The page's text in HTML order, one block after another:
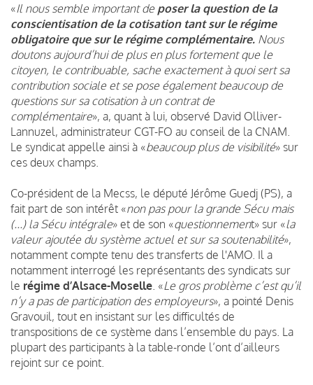
«Il nous semble important de poser la question de la
conscientisation de la cotisation tant sur le régime
obligatoire que sur le régime complémentaire. Nous
doutons aujourd’hui de plus en plus fortement que le
citoyen, le contribuable, sache exactement à quoi sert sa
contribution sociale et se pose également beaucoup de
questions sur sa cotisation à un contrat de
complémentaire», a, quant à lui, observé David Olliver-
Lannuzel, administrateur CGT-FO au conseil de la CNAM.
Le syndicat appelle ainsi à «beaucoup plus de visibilité» sur
ces deux champs.
Co-président de la Mecss, le député Jérôme Guedj (PS), a
fait part de son intérêt «non pas pour la grande Sécu mais
(...) la Sécu intégrale» et de son «questionnement» sur «la
valeur ajoutée du système actuel et sur sa soutenabilité»,
notamment compte tenu des transferts de l'AMO. Il a
notamment interrogé les représentants des syndicats sur
le régime d’Alsace-Moselle . «Le gros problème c’est qu’il
n’y a pas de participation des employeurs», a pointé Denis
Gravouil, tout en insistant sur les difficultés de
transpositions de ce système dans l’ensemble du pays. La
plupart des participants à la table-ronde l’ont d’ailleurs
rejoint sur ce point.